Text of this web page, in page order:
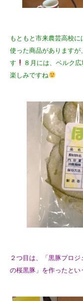
もともと市来農芸高校
使った商品があります
す
８月には、ベルク
楽しみですね
２つ目は、「黒豚プロ
の桜黒豚」を作ったと